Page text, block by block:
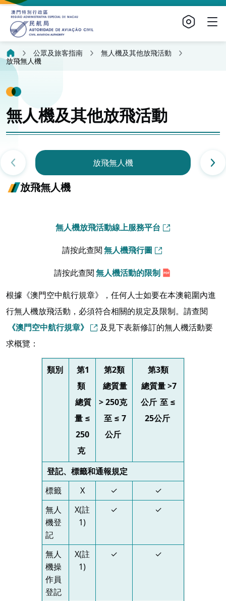
公眾及旅客指南
無人機及其他放飛活動
放飛無人機
無人機及其他放飛活動
放飛無人機
放飛無人機
無人機放飛活動線上服務平台
請按此查閱 無人機飛行圖
請按此查閱 無人機活動的限制
根據《澳門空中航行規章》，任何人士如要在本澳範圍內進
行無人機放飛活動，必須符合相關的規定及限制。請查閱
《澳門空中航行規章》
及見下表新修訂的無人機活動要
求概覽：
類別
第1
類
總質
量 ≤
250
克
第2類
總質量
> 250克
至 ≤ 7
公斤
第3類
總質量 >7
公斤 至 ≤
25公斤
登記、標籤和通報規定
標籤
X ✓
✓
無人
機登
記
X(註
1)
✓ ✓
無人
機操
作員
登記
X(註
1)
✓ ✓